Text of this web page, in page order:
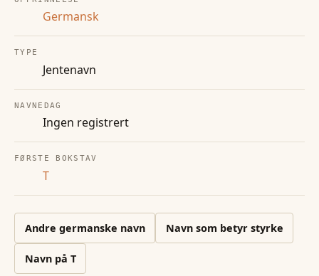
Germansk
TYPE
Jentenavn
NAVNEDAG
Ingen registrert
FØRSTE BOKSTAV
T
Andre germanske navn Navn som betyr styrke
Navn på T